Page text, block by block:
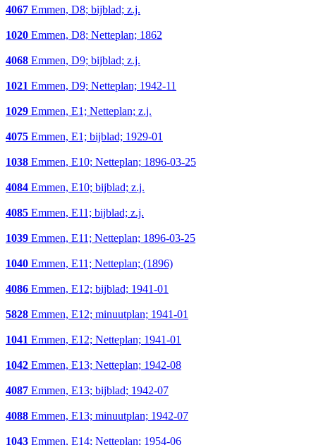
4067 Emmen, D8; bijblad; z.j.
1020 Emmen, D8; Netteplan; 1862
4068 Emmen, D9; bijblad; z.j.
1021 Emmen, D9; Netteplan; 1942-11
1029 Emmen, E1; Netteplan; z.j.
4075 Emmen, E1; bijblad; 1929-01
1038 Emmen, E10; Netteplan; 1896-03-25
4084 Emmen, E10; bijblad; z.j.
4085 Emmen, E11; bijblad; z.j.
1039 Emmen, E11; Netteplan; 1896-03-25
1040 Emmen, E11; Netteplan; (1896)
4086 Emmen, E12; bijblad; 1941-01
5828 Emmen, E12; minuutplan; 1941-01
1041 Emmen, E12; Netteplan; 1941-01
1042 Emmen, E13; Netteplan; 1942-08
4087 Emmen, E13; bijblad; 1942-07
4088 Emmen, E13; minuutplan; 1942-07
1043 Emmen, E14; Netteplan; 1954-06